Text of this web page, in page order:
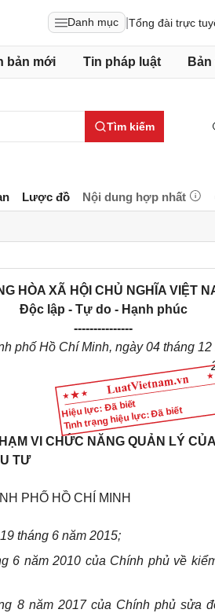
Danh mục Tổng đài trực
bản mới Tin pháp luật
Tìm kiếm
Lược đồ Nội dung hợp nhất
Hiệu lực: Đã biết
Tình trạng hiệu lực: Đã biết
HÒA XÃ HỘI CHỦ NGHĨA VIỆT
Độc lập - Tự do - Hạnh phúc
---------------
phố Hồ Chí Minh, ngày04 tháng 12
VI CHỨC NĂNG QUẢN LÝ
TƯ
PHỐ HỒ CHÍ MINH
tháng 6 năm 2015;
6 năm 2010 của Chính phủ về
8 năm 2017 của Chính phủ sửa